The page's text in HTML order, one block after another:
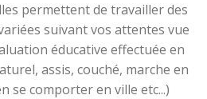
permettent de travailler des
suivant vos attentes vue
éducative effectuée en
assis, couché, marche en
se comporter en ville etc...)